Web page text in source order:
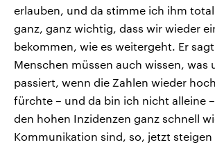
erlauben, und da stimme ich ihm total
ganz, ganz wichtig, dass wir wieder
bekommen, wie es weitergeht. Er
Menschen müssen auch wissen, was
passiert, wenn die Zahlen wieder
fürchte – und da bin ich nicht alleine
den hohen Inzidenzen ganz schnell
Kommunikation sind, so, jetzt steigen